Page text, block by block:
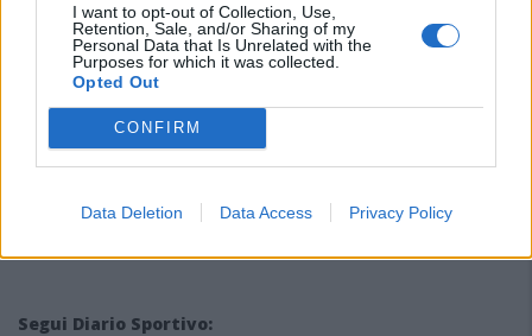
I want to opt-out of Collection, Use,
Retention, Sale, and/or Sharing of my
Personal Data that Is Unrelated with the
Purposes for which it was collected.
Opted Out
CONFIRM
Data Deletion Data Access Privacy Policy
Segui Diario Sportivo: